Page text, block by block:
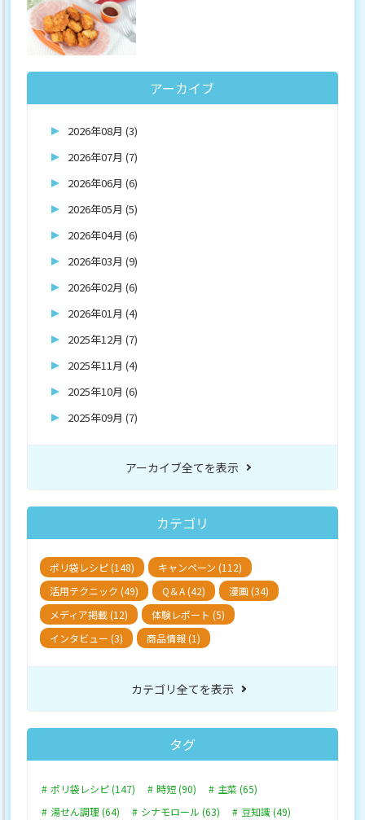
アーカイブ
2026年08月 (3)
2026年07月 (7)
2026年06月 (6)
2026年05月 (5)
2026年04月 (6)
2026年03月 (9)
2026年02月 (6)
2026年01月 (4)
2025年12月 (7)
2025年11月 (4)
2025年10月 (6)
2025年09月 (7)
アーカイブ全てを表示
カテゴリ
ポリ袋レシピ (148)
キャンペーン (112)
活用テクニック (49)
Q＆A (42)
漫画 (34)
メディア掲載 (12)
体験レポート (5)
インタビュー (3)
商品情報 (1)
カテゴリ全てを表示
タグ
ポリ袋レシピ (147) 時短 (90)
主菜 (65)
湯せん調理 (64)
シナモロール (63)
豆知識 (49)